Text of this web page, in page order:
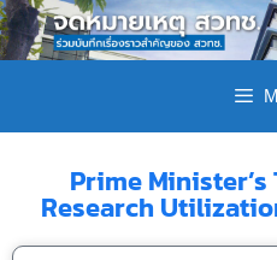
Prime
Research